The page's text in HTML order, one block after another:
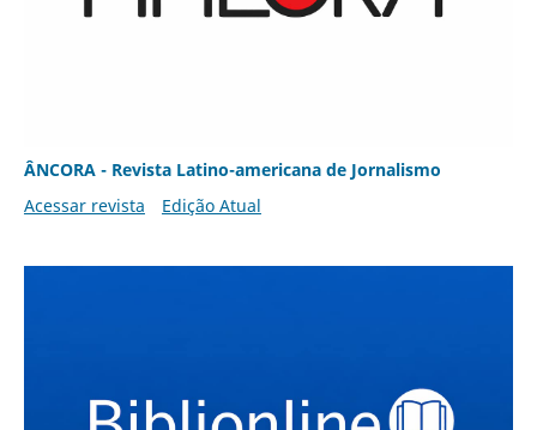
ÂNCORA - Revista Latino-americana de Jornalismo
Acessar revista
Edição Atual